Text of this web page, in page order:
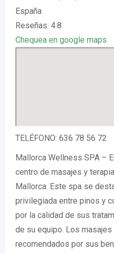
España
Reseñas: 4.8
Chequea en google maps
TELÉFONO: 636 78 56 72
Mallorca Wellness SPA –
centro de masajes y
Mallorca. Este spa se
privilegiada entre pinos y
por la calidad de sus
de su equipo. Los
recomendados por sus